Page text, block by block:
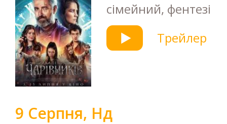
сімейний, фентезі
Трейлер
9 Серпня, Нд